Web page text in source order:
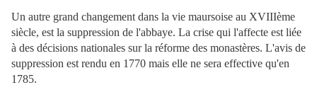
Un autre grand changement dans la vie maursoise au XVIIIème
siècle, est la suppression de l'abbaye. La crise qui l'affecte est liée
à des décisions nationales sur la réforme des monastères. L'avis de
suppression est rendu en 1770 mais elle ne sera effective qu'en
1785.